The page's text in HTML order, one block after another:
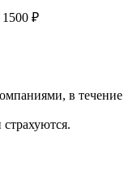
₽
в течение